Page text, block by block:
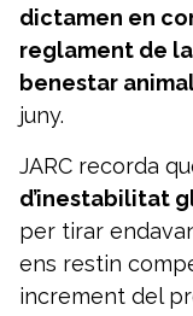
dictamen en
reglament de
benestar
juny.
JARC recorda
d’inestabilitat
per tirar
ens restin
increment del